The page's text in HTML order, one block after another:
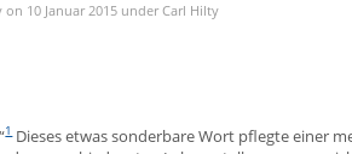
on 10 Januar 2015 underCarl Hilty
1Dieses etwas sonderbare Wort pflegte einer